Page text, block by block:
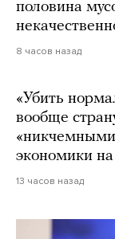
половина
8 часов назад
«Убить
вообще
экономики
13 часов назад